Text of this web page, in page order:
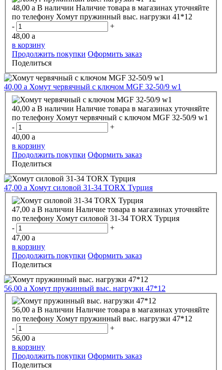
48,00 a В наличии Наличие товара в магазинах уточняйте
по телефону Хомут пружинный выс. нагрузки 41*12
-
+
48,00 a
в корзину
Продолжить покупки Оформить заказ
Поделиться
40,00 a Хомут червячный с ключом MGF 32-50/9 w1
40,00 a В наличии Наличие товара в магазинах уточняйте
по телефону Хомут червячный с ключом MGF 32-50/9 w1
-
+
40,00 a
в корзину
Продолжить покупки Оформить заказ
Поделиться
47,00 a Хомут силовой 31-34 TORX Турция
47,00 a В наличии Наличие товара в магазинах уточняйте
по телефону Хомут силовой 31-34 TORX Турция
-
+
47,00 a
в корзину
Продолжить покупки Оформить заказ
Поделиться
56,00 a Хомут пружинный выс. нагрузки 47*12
56,00 a В наличии Наличие товара в магазинах уточняйте
по телефону Хомут пружинный выс. нагрузки 47*12
-
+
56,00 a
в корзину
Продолжить покупки Оформить заказ
Поделиться